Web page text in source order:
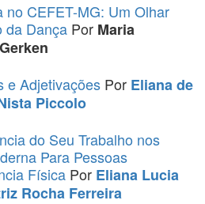
CEFET-MG: Um Olhar
da Dança Por Maria
e Adjetivações Por Eliana de
Piccolo
do Seu Trabalho nos
Para Pessoas
Física Por Eliana Lucia
Rocha Ferreira